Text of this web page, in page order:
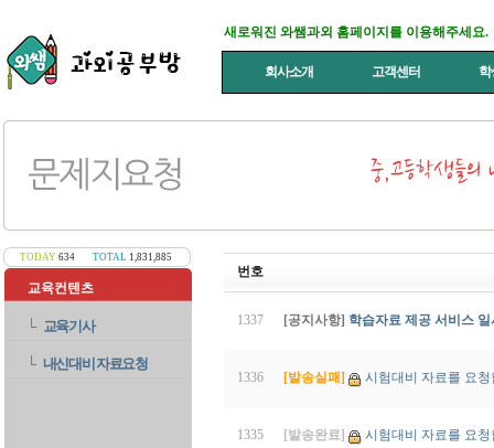
새로워진 와쌤과외 홈페이지를 이용해주세요.
회사소개 고객센터
번호
1337 [공지사항] 학습자료 제공 서비스
1336 [발송실패] 시험대비 자료를 요
1335 [발송완료] 시험대비 자료를 요
TODAY 634 TOTAL 1,831,885
교육컨텐츠
└ 교육기사
└ 내신대비 자료요청